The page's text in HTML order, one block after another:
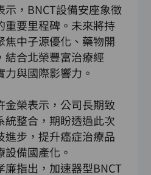
示，BNCT設備安座象徵
重要里程碑。未來將持
焦中子源優化、藥物開
結合北榮豐富治療經
與國際影響力。
金榮表示，公司長期致
統整合，期盼透過此次
進步，提升癌症治療品
備國產化。
廉指出，加速器型BNCT